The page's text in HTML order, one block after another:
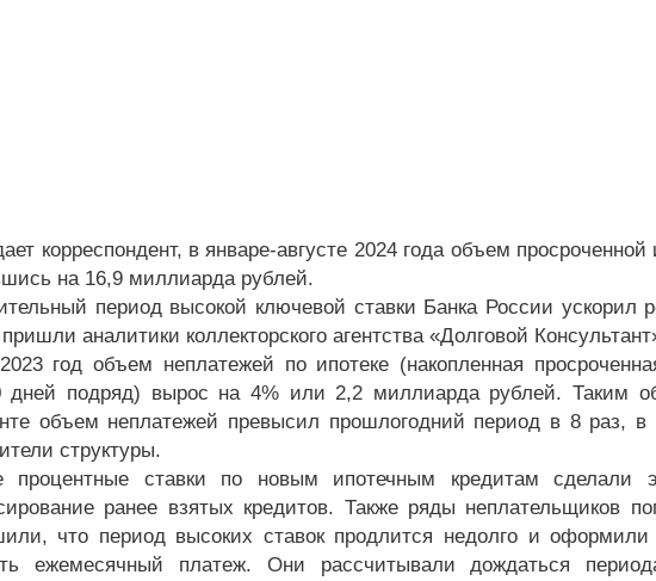
корреспондент, в январе-августе 2024 года объем
на 16,9 миллиарда рублей.
период высокой ключевой ставки Банка России ускорил
аналитики коллекторского агентства «Долговой
год объем неплатежей по ипотеке (накопленная
дней подряд) вырос на 4% или 2,2 миллиарда рублей. Таким
объем неплатежей превысил прошлогодний период в 8 раз,
структуры.
процентные ставки по новым ипотечным кредитам сделали
ранее взятых кредитов. Также ряды неплательщиков
что период высоких ставок продлится недолго и
ежемесячный платеж. Они рассчитывали дождаться